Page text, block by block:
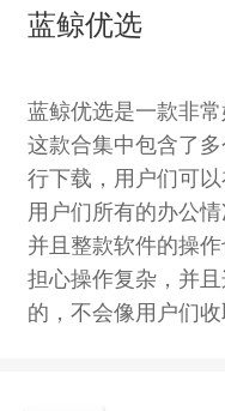
蓝鲸优选
蓝鲸优选是一款非
这款合集中包含了
行下载，用户们可
用户们所有的办公
并且整款软件的操
担心操作复杂，并
的，不会像用户们收